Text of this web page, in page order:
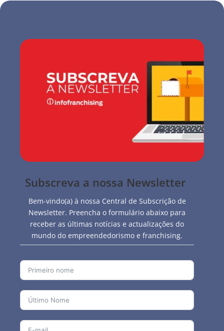
Subscreva a nossa Newsletter
Bem-vindo(a) à nossa Central de Subscrição de
Newsletter. Preencha o formulário abaixo para
receber as últimas notícias e actualizações do
mundo do empreendedorismo e franchising.